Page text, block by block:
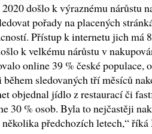
došlo k výraznému nárůstu
pořady na placených
Přístup k internetu jich má
k velkému nárůstu v
online 39 % české populace,
během sledovaných tří měsíců
objednal jídlo z restaurací či
30 % osob. Byla to nejčastěji
předchozích letech,“